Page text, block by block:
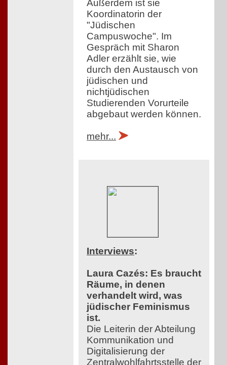
Außerdem ist sie
Koordinatorin der
"Jüdischen
Campuswoche". Im
Gespräch mit Sharon
Adler erzählt sie, wie
durch den Austausch von
jüdischen und
nichtjüdischen
Studierenden Vorurteile
abgebaut werden können.
mehr...
Interviews:
Laura Cazés: Es braucht
Räume, in denen
verhandelt wird, was
jüdischer Feminismus
ist.
Die Leiterin der Abteilung
Kommunikation und
Digitalisierung der
Zentralwohlfahrtsstelle der